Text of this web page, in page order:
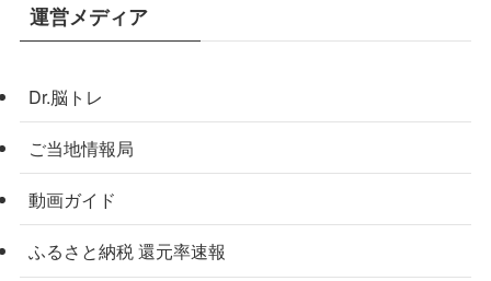
運営メディア
Dr.脳トレ
ご当地情報局
動画ガイド
ふるさと納税 還元率速報